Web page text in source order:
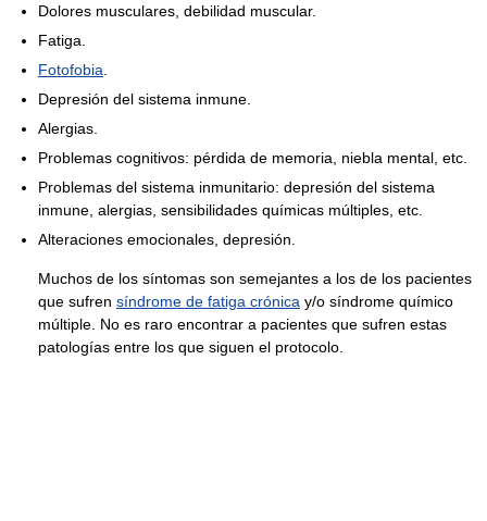
Dolores musculares, debilidad muscular.
Fatiga.
Fotofobia
Depresión del sistema inmune.
Alergias.
Problemas cognitivos: pérdida de memoria, niebla mental, etc.
Problemas del sistema inmunitario: depresión del sistema
inmune, alergias, sensibilidades químicas múltiples, etc.
Alteraciones emocionales, depresión.
Muchos de los síntomas son semejantes a los de los pacientes
que sufren síndrome de fatiga crónica y/o síndrome químico
múltiple. No es raro encontrar a pacientes que sufren estas
patologías entre los que siguen el protocolo.